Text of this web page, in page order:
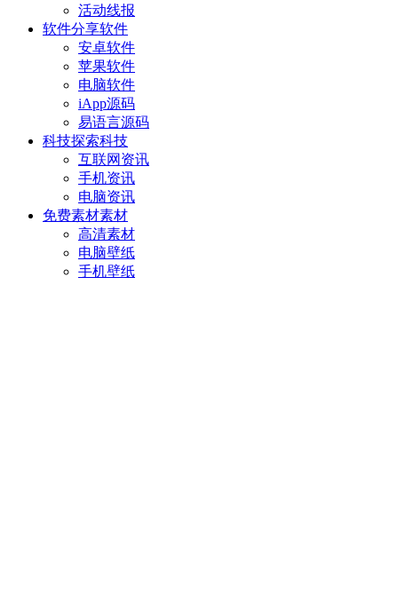
活动线报
软件分享软件
安卓软件
苹果软件
电脑软件
iApp源码
易语言源码
科技探索科技
互联网资讯
手机资讯
电脑资讯
免费素材素材
高清素材
电脑壁纸
手机壁纸